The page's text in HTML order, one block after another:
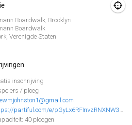
Boardwalk, Brooklyn
Boardwalk
, Verenigde Staten
inschrijving
/ ploeg
40 ploegen
Mölkky Winter
2025
des vendanges tardives
2025|Frankrijk
de la CASAS